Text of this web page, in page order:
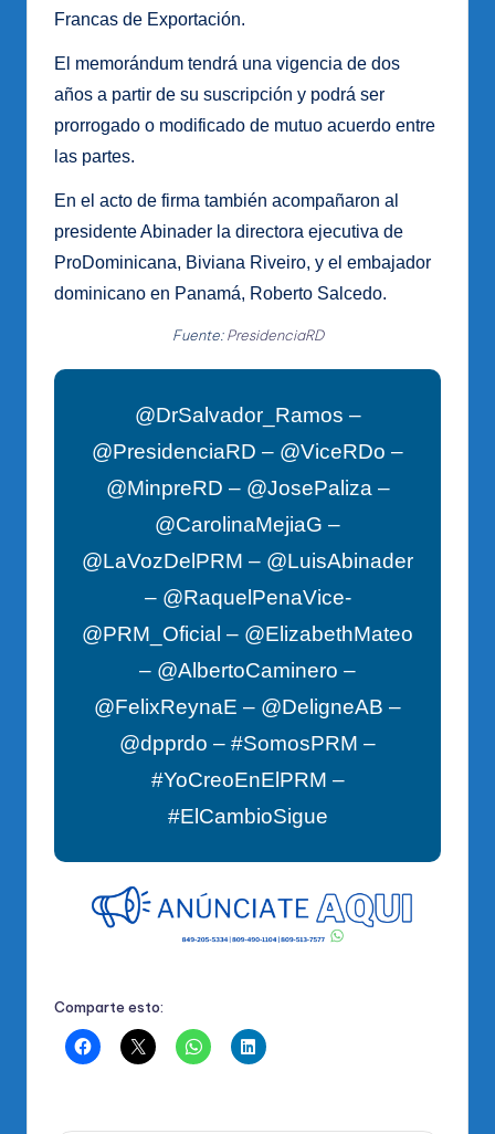
Francas de Exportación.
El memorándum tendrá una vigencia de dos
años a partir de su suscripción y podrá ser
prorrogado o modificado de mutuo acuerdo entre
las partes.
En el acto de firma también acompañaron al
presidente Abinader la directora ejecutiva de
ProDominicana, Biviana Riveiro, y el embajador
dominicano en Panamá, Roberto Salcedo.
Fuente:PresidenciaRD
@DrSalvador_Ramos –
@PresidenciaRD – @ViceRDo –
@MinpreRD – @JosePaliza –
@CarolinaMejiaG –
@LaVozDelPRM – @LuisAbinader
– @RaquelPenaVice-
@PRM_Oficial – @ElizabethMateo
– @AlbertoCaminero –
@FelixReynaE – @DeligneAB –
@dpprdo – #SomosPRM –
#YoCreoEnElPRM –
#ElCambioSigue
Comparte esto: